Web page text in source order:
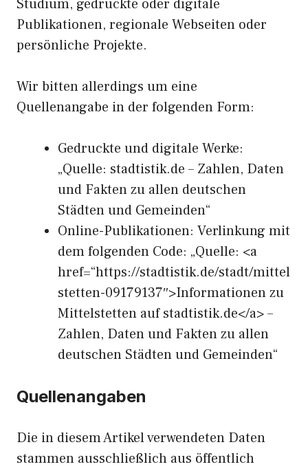
Studium, gedruckte oder digitale
Publikationen, regionale Webseiten oder
persönliche Projekte.
Wir bitten allerdings um eine
Quellenangabe in der folgenden Form:
Gedruckte und digitale Werke:
„Quelle: stadtistik.de – Zahlen, Daten
und Fakten zu allen deutschen
Städten und Gemeinden“
Online-Publikationen: Verlinkung mit
dem folgenden Code: „Quelle: <a
href=“https://stadtistik.de/stadt/mittel
stetten-09179137″>Informationen zu
Mittelstetten auf stadtistik.de</a> –
Zahlen, Daten und Fakten zu allen
deutschen Städten und Gemeinden“
Quellenangaben
Die in diesem Artikel verwendeten Daten
stammen ausschließlich aus öffentlich